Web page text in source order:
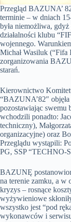
Przegląd BAZUNA’
terminie – w dniach
była niemożliwa,
działalności klubu
wojennego.
Michał Wasiluk
zorganizowania
starań.
Kierownictwo
“BAZUNA’82″
pozostawiając swemu
wchodzili ponadto:
techniczny),
organizacyjne) oraz
Przeglądu wystąpili:
PG, SSP “TECHNO-
BAZUNĘ
na terenie zamku, a w
kryzys – rosnące
wyżywieniowe
wszystko jest “pod
wykonawców i